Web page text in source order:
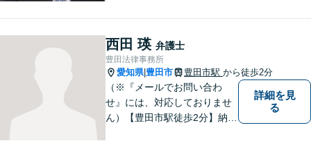
のご不安はご相談ください。
【法テラス利用可※ご利用要
件あり】
西田 瑛 弁護士
豊田法律事務所
愛知県| 豊田市 豊田市駅 から徒歩2分
（※『メールでお問い合わ
せ』には、対応しておりませ
ん）【豊田市駅徒歩2分】納得
詳細を見
る